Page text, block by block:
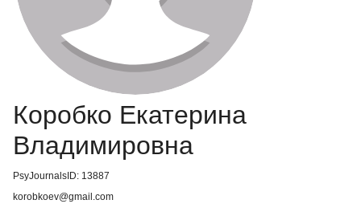
Коробко Екатерина
Владимировна
PsyJournalsID: 13887
korobkoev@gmail.com